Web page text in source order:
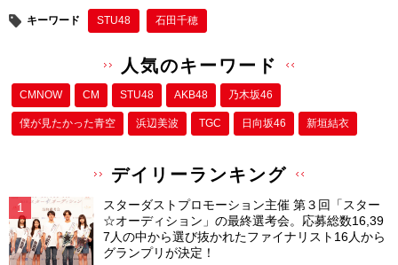
キーワード STU48 石田千穂
人気のキーワード
CMNOW CM STU48 AKB48 乃木坂46
僕が⾒たかった⻘空 浜辺美波 TGC 日向坂46 新垣結衣
デイリーランキング
スターダストプロモーション主催 第３回「スター
☆オーディション」の最終選考会。応募総数16,39
7人の中から選び抜かれたファイナリスト16人から
グランプリが決定！